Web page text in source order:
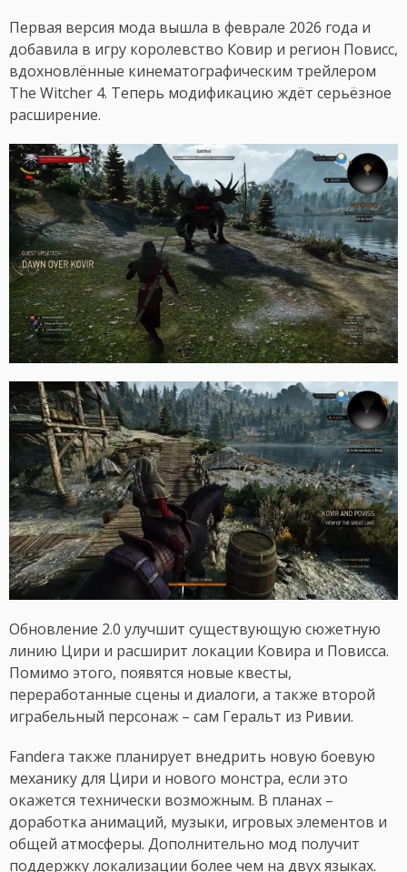
Первая версия мода вышла в феврале 2026 года и
добавила в игру королевство Ковир и регион Повисс,
вдохновлённые кинематографическим трейлером
The Witcher 4. Теперь модификацию ждёт серьёзное
расширение.
Обновление 2.0 улучшит существующую сюжетную
линию Цири и расширит локации Ковира и Повисса.
Помимо этого, появятся новые квесты,
переработанные сцены и диалоги, а также второй
играбельный персонаж – сам Геральт из Ривии.
Fandera также планирует внедрить новую боевую
механику для Цири и нового монстра, если это
окажется технически возможным. В планах –
доработка анимаций, музыки, игровых элементов и
общей атмосферы. Дополнительно мод получит
поддержку локализации более чем на двух языках.